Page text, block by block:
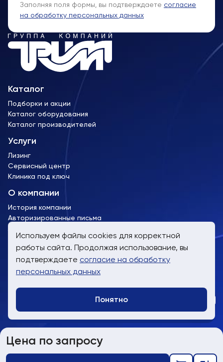
Цена по запросу
Каталог
Подборки и акции
Каталог оборудования
Каталог производителей
Услуги
Лизинг
Сервисный центр
Клиника под ключ
О компании
История компании
Авторизированные письма
пн-пт, 9:00 до 19:00
8 (800) 707-61-24
info@trimm.ru
Заполняя поля формы, вы подтверждаете согласие
на обработку персональных данных
Сайт носит информационный характер и не является публичной
офертой
Политика обработки персональных данных
Используем файлы cookies для корректной
работы сайта. Продолжая использование, вы
подтверждаете согласие на обработку
персональных данных
Понятно